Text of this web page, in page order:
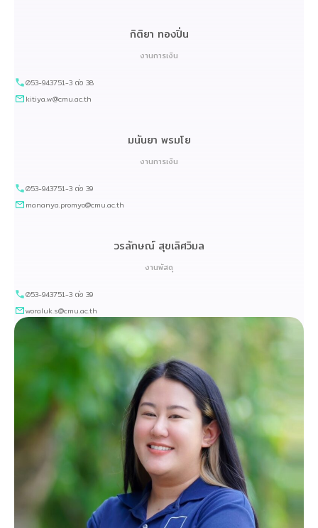
กิติยา ทองปิ่น
งานการเงิน
053-943751-3 ต่อ 38
kitiya.w@cmu.ac.th
มนันยา พรมโย
งานการเงิน
053-943751-3 ต่อ 39
mananya.promyo@cmu.ac.th
วรลักษณ์ สุขเลิศวิมล
งานพัสดุ
053-943751-3 ต่อ 39
woraluk.s@cmu.ac.th